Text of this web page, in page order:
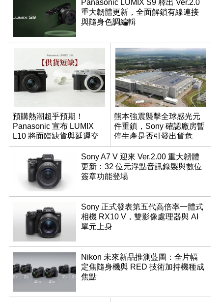
Panasonic LUMIX S9 釋出 Ver.2.0
重大韌體更新，全面解鎖有線連接
與隨身色調編輯
預購熱潮超乎預期！
Panasonic 宣布 LUMIX
L10 將面臨缺貨與延遲交
貨時間
熊本強震襲擊全球感光元
件重鎮，Sony 確認廠房暫
停生產是否引發出貨危
機？
Sony A7 V 迎來 Ver.2.00 重大韌體
更新：32 位元浮點音訊錄製與數位
簽章功能登場
Sony 正式發表第五代高倍率一體式
相機 RX10 V，雙影像處理器與 AI
單元上身
Nikon 未來新品推測藍圖：全片幅
定焦隨身機與 RED 技術加持機種成
焦點